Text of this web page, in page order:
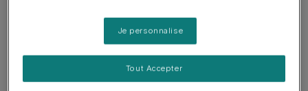
Maladie rénale chronique
chez le chat
La maladie rénale chronique évolue plus lentement. Elle
Je personnalise
Tout Accepter